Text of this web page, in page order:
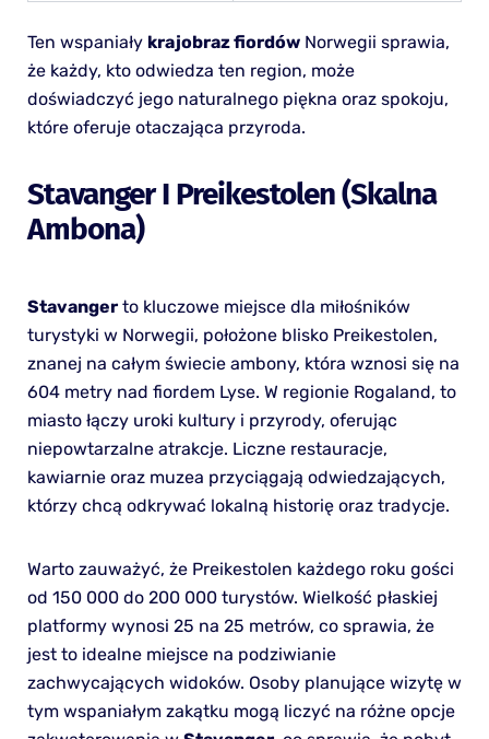
Ten wspaniały krajobraz fiordówNorwegii sprawia,
że każdy, kto odwiedza ten region, może
doświadczyć jego naturalnego piękna oraz spokoju,
które oferuje otaczająca przyroda.
Stavanger I Preikestolen (Skalna
Ambona)
Stavangerto kluczowe miejsce dla miłośników
turystyki w Norwegii, położone blisko Preikestolen,
znanej na całym świecie ambony, która wznosi się na
604 metry nad fiordem Lyse. W regionie Rogaland, to
miasto łączy uroki kultury i przyrody, oferując
niepowtarzalne atrakcje. Liczne restauracje,
kawiarnie oraz muzea przyciągają odwiedzających,
którzy chcą odkrywać lokalną historię oraz tradycje.
Warto zauważyć, że Preikestolen każdego roku gości
od 150 000 do 200 000 turystów. Wielkość płaskiej
platformy wynosi 25 na 25 metrów, co sprawia, że
jest to idealne miejsce na podziwianie
zachwycających widoków. Osoby planujące wizytę w
tym wspaniałym zakątku mogą liczyć na różne opcje